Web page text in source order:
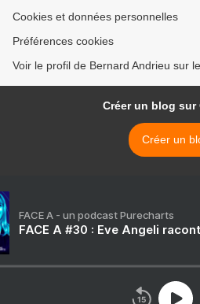
Cookies et données personnelles
Préférences cookies
Voir le profil de Bernard Andrieu sur
Créer un blog sur
Créer un
FACE A - un podcast Purecharts
FACE A #30 : Eve Angeli